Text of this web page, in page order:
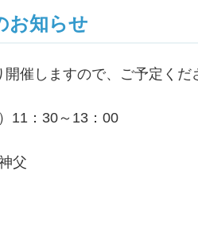
お知らせ
催しますので、ご予定くだ
11：30～13：00
父